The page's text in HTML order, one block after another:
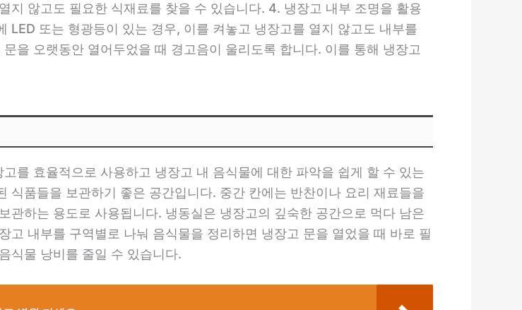
지 않고도 필요한 식재료를 찾을 수 있습니다. 4. 냉장고 내부 조명을 활용
또는 형광등이 있는 경우, 이를 켜놓고 냉장고를 열지 않고도 내부를
을 오랫동안 열어두었을 때 경고음이 울리도록 합니다. 이를 통해 냉장고
를 효율적으로 사용하고 냉장고 내 음식물에 대한 파악을 쉽게 할 수 있는
식품들을 보관하기 좋은 공간입니다. 중간 칸에는 반찬이나 요리 재료들을
관하는 용도로 사용됩니다. 냉동실은 냉장고의 깊숙한 공간으로 먹다 남은
내부를 구역별로 나눠 음식물을 정리하면 냉장고 문을 열었을 때 바로 필
식물 낭비를 줄일 수 있습니다.